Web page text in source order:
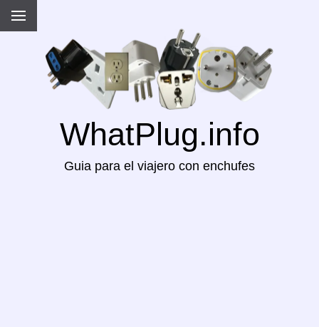
WhatPlug.info
Guia para el viajero con enchufes